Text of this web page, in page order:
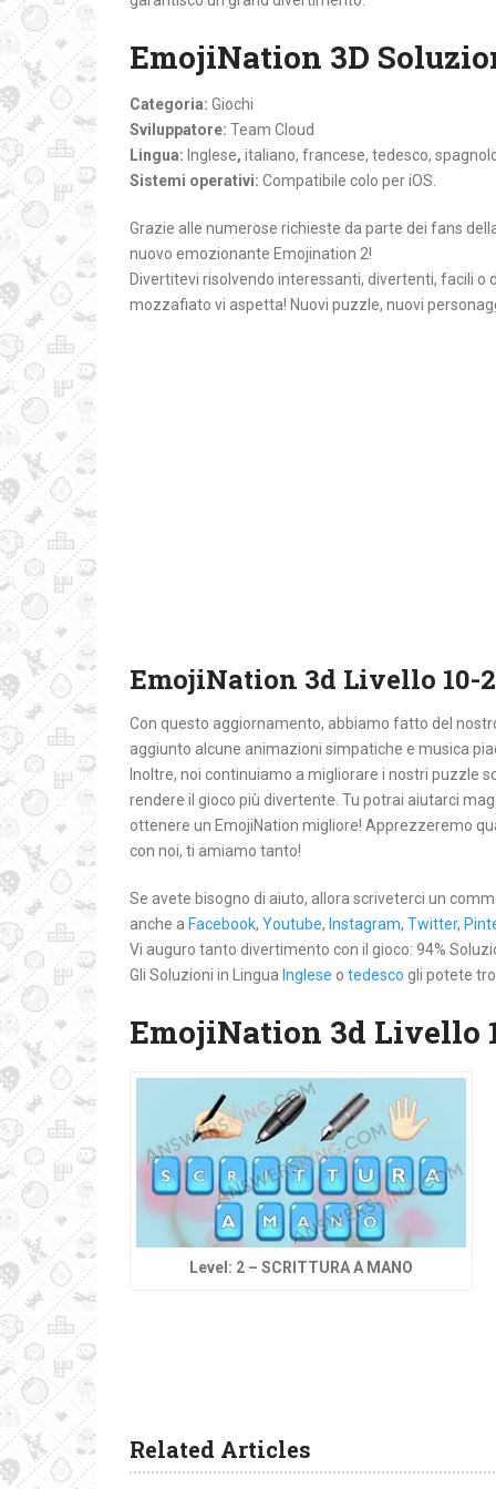
EmojiNation 3D
Categoria: Giochi
Sviluppatore: Team Cloud
Lingua: Inglese, italiano, francese, tedesco,
Sistemi operativi: Compatibile colo per iOS.
Grazie alle numerose richieste da parte dei fans
nuovo emozionante Emojination 2!
Divertitevi risolvendo interessanti, divertenti, facili o
mozzafiato vi aspetta! Nuovi puzzle, nuovi
EmojiNation 3d Livello 10-2
Con questo aggiornamento, abbiamo fatto del
aggiunto alcune animazioni simpatiche e musica
Inoltre, noi continuiamo a migliorare i nostri puzzle
rendere il gioco più divertente. Tu potrai aiutarci
ottenere un EmojiNation migliore! Apprezzeremo
con noi, ti amiamo tanto!
Se avete bisogno di aiuto, allora scriveterci un
anche a Facebook, Youtube, Instagram, Twitter,
Vi auguro tanto divertimento con il gioco: 94%
Gli Soluzioni in Lingua Inglese o tedesco gli potete
EmojiNation 3d Livello
Level: 2 – SCRITTURA A MANO
Related Articles